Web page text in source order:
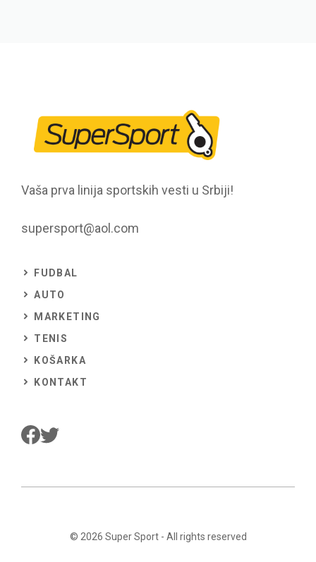
Vaša prva linija sportskih vesti u Srbiji!
supersport@aol.com
FUDBAL
AUTO
MARKETING
TENIS
KOŠARKA
KONTAKT
© 2026 Super Sport- All rights reserved